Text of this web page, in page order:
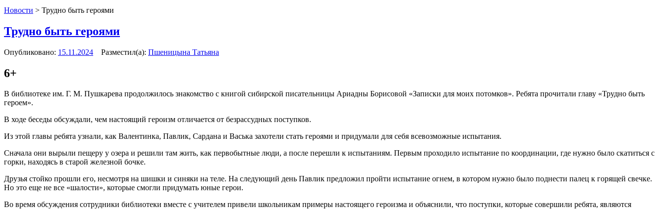
Новости > Трудно быть героями
Трудно быть героями
Опубликовано: 15.11.2024 Разместил(а): Пшеницына Татьяна
6+
В библиотеке им. Г. М. Пушкарева продолжилось знакомство с книгой сибирской писательницы Ариадны Борисовой «Записки для моих потомков». Ребята прочитали главу «Трудно быть
героем».
В ходе беседы обсуждали, чем настоящий героизм отличается от безрассудных поступков.
Из этой главы ребята узнали, как Валентинка, Павлик, Сардана и Васька захотели стать героями и придумали для себя всевозможные испытания.
Сначала они вырыли пещеру у озера и решили там жить, как первобытные люди, а после перешли к испытаниям. Первым проходило испытание по координации, где нужно было скатиться с
горки, находясь в старой железной бочке.
Друзья стойко прошли его, несмотря на шишки и синяки на теле. На следующий день Павлик предложил пройти испытание огнем, в котором нужно было поднести палец к горящей свечке.
Но это еще не все «шалости», которые смогли придумать юные герои.
Во время обсуждения сотрудники библиотеки вместе с учителем привели школьникам примеры настоящего героизма и объяснили, что поступки, которые совершили ребята, являются